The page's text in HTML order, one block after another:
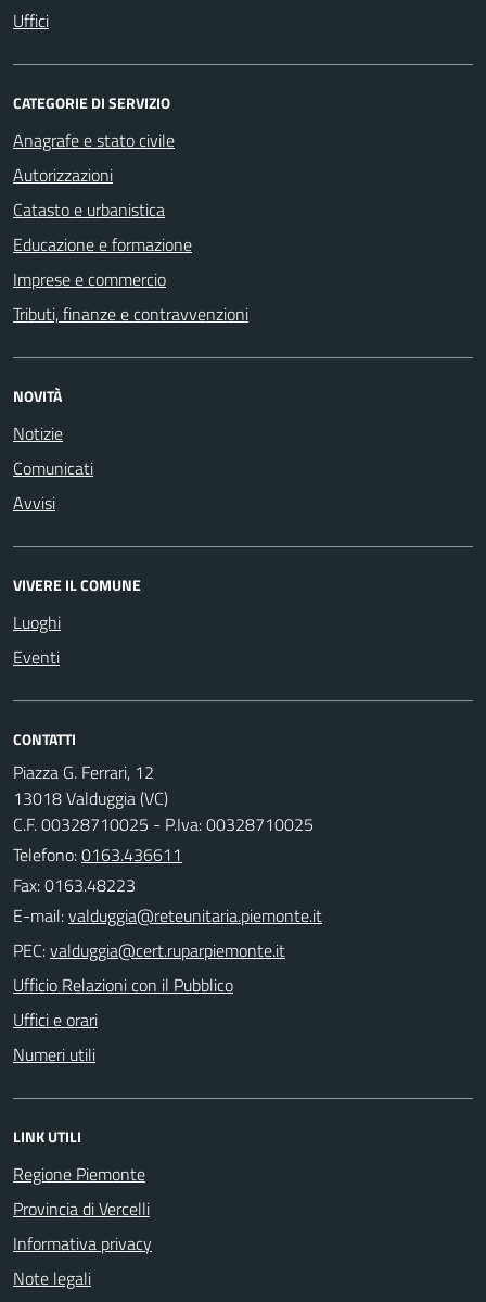
Uffici
CATEGORIE DI SERVIZIO
Anagrafe e stato civile
Autorizzazioni
Catasto e urbanistica
Educazione e formazione
Imprese e commercio
Tributi, finanze e contravvenzioni
NOVITÀ
Notizie
Comunicati
Avvisi
VIVERE IL COMUNE
Luoghi
Eventi
CONTATTI
Piazza G. Ferrari, 12
13018 Valduggia (VC)
C.F. 00328710025 - P.Iva: 00328710025
Telefono:0163.436611
Fax: 0163.48223
E-mail:
PEC:
Ufficio Relazioni con il Pubblico
Uffici e orari
Numeri utili
LINK UTILI
Regione Piemonte
Provincia di Vercelli
Informativa privacy
Note legali